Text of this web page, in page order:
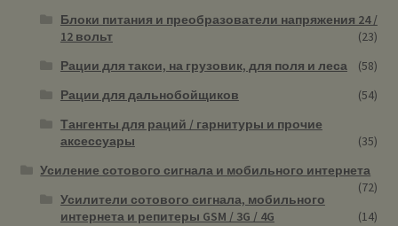
Блоки питания и преобразователи напряжения 24 /
12 вольт
(23)
Рации для такси, на грузовик, для поля и леса
(58)
Рации для дальнобойщиков
(54)
Тангенты для раций / гарнитуры и прочие
аксессуары
(35)
Усиление сотового сигнала и мобильного интернета
(72)
Усилители сотового сигнала, мобильного
интернета и репитеры GSM / 3G / 4G
(14)